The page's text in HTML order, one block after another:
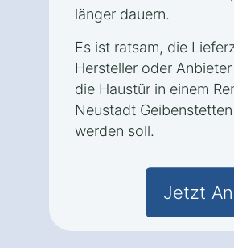
länger dauern.
Es ist ratsam, die
Hersteller oder
die Haustür in einem
Neustadt
werden soll.
Jetzt